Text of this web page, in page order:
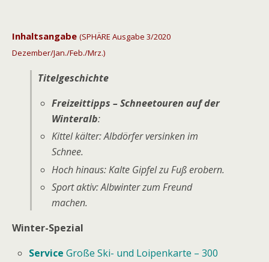
Inhaltsangabe (SPHÄRE Ausgabe 3/2020
Dezember/Jan./Feb./Mrz.)
Titelgeschichte
Freizeittipps – Schneetouren auf der
Winteralb:
Kittel kälter: Albdörfer versinken im
Schnee.
Hoch hinaus: Kalte Gipfel zu Fuß erobern.
Sport aktiv: Albwinter zum Freund
machen.
Winter-Spezial
Service Große Ski- und Loipenkarte – 300